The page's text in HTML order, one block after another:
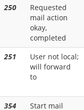
250
Requested
mail action
okay,
completed
251
User not local;
will forward
to
354
Start mail